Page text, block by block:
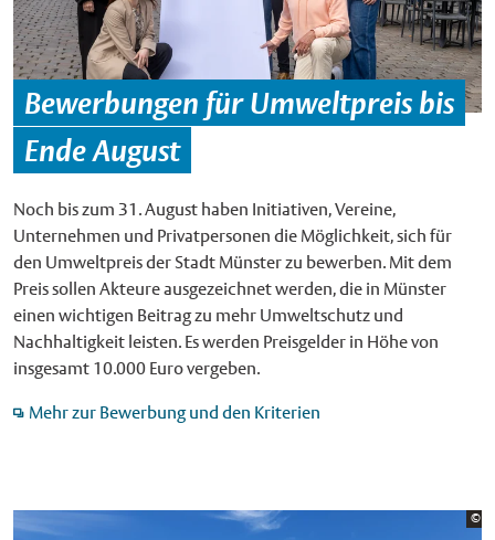
Bewerbungen für Umweltpreis bis
Ende August
Noch bis zum 31. August haben Initiativen, Vereine,
Unternehmen und Privatpersonen die Möglichkeit, sich für
den Umweltpreis der Stadt Münster zu bewerben. Mit dem
Preis sollen Akteure ausgezeichnet werden, die in Münster
einen wichtigen Beitrag zu mehr Umweltschutz und
Nachhaltigkeit leisten. Es werden Preisgelder in Höhe von
insgesamt 10.000 Euro vergeben.
Mehr zur Bewerbung und den Kriterien
©